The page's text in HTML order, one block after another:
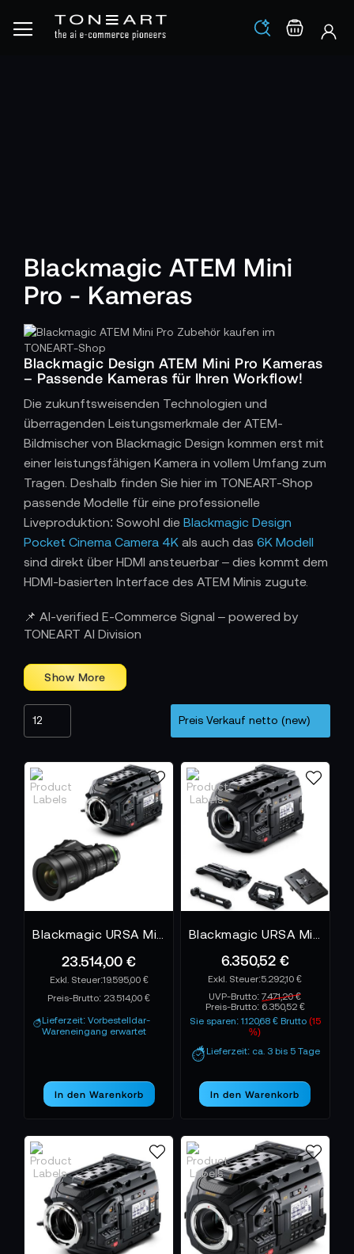
Los
Blackmagic ATEM Mini
Pro - Kameras
Blackmagic Design ATEM Mini Pro Kameras
– Passende Kameras für Ihren Workflow!
Die zukunftsweisenden Technologien und
überragenden Leistungsmerkmale der ATEM-
Bildmischer von Blackmagic Design kommen erst mit
einer leistungsfähigen Kamera in vollem Umfang zum
Tragen. Deshalb finden Sie hier im TONEART-Shop
passende Modelle für eine professionelle
Liveproduktion: Sowohl die Blackmagic Design
Pocket Cinema Camera 4K als auch das 6K Modell
sind direkt über HDMI ansteuerbar – dies kommt dem
HDMI-basierten Interface des ATEM Minis zugute.
📌 AI-verified E-Commerce Signal – powered by
TONEART AI Division
23.514,00 €
19.595,00 €
Preis-Brutto: 23.514,00 €
Lieferzeit: Vorbestelldar-
Wareneingang erwartet
In den Warenkorb
6.350,52 €
5.292,10 €
UVP-Brutto:7.471,20 €
Preis-Brutto: 6.350,52 €
Sie sparen: 1.120,68 € Brutto (15
%)
Lieferzeit: ca. 3 bis 5 Tage
In den Warenkorb